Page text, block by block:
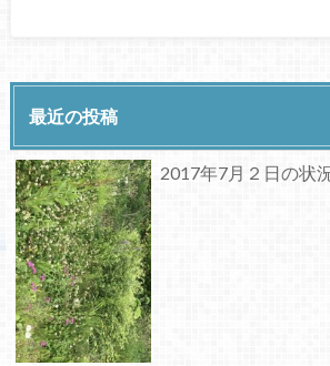
最近の投稿
2017年7月２日の状